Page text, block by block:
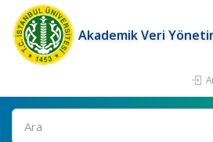
Akademik Veri
Ara